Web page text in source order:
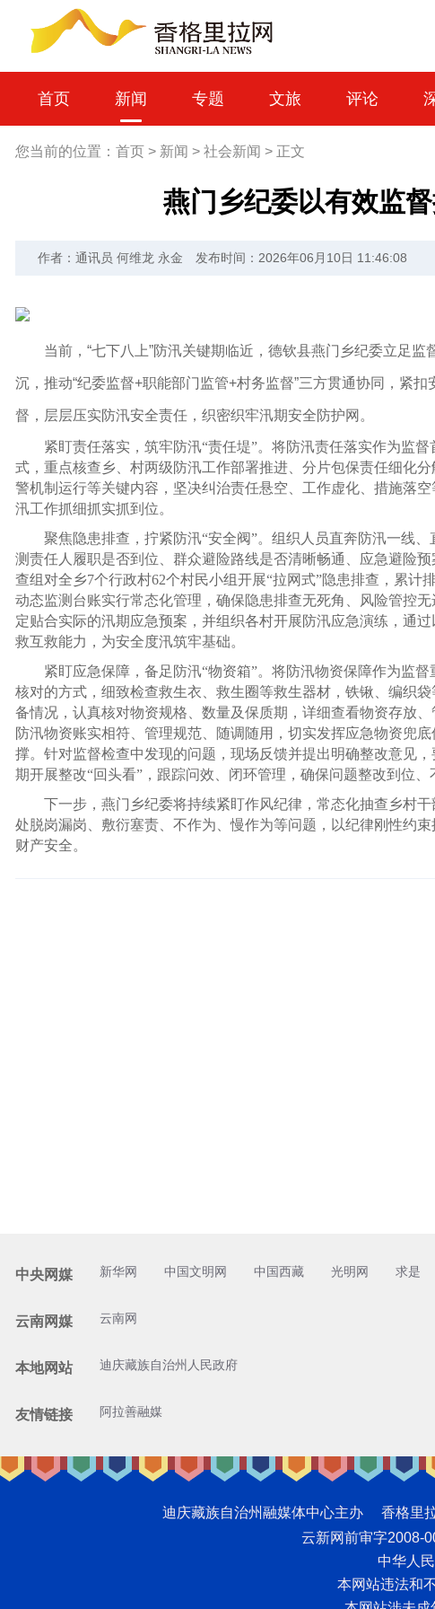
首页 新闻 专题 文旅 评论
您当前的位置： 首页 > 新闻 > 社会新闻 > 正文
燕门乡纪委以有效监
作者：通讯员 何维龙 永金 发布时间：2026年06月10日 11:46:08
当前，“七下八上”防汛关键期临近，德钦县燕门乡纪委立足
沉，推动“纪委监督+职能部门监管+村务监督”三方贯通协同，紧
督，层层压实防汛安全责任，织密织牢汛期安全防护网。
紧盯责任落实，筑牢防汛“责任堤”。将防汛责任落实作为监
式，重点核查乡、村两级防汛工作部署推进、分片包保责任细化
警机制运行等关键内容，坚决纠治责任悬空、工作虚化、措施落
汛工作抓细抓实抓到位。
聚焦隐患排查，拧紧防汛“安全阀”。组织人员直奔防汛一线
测责任人履职是否到位、群众避险路线是否清晰畅通、应急避险
查组对全乡7个行政村62个村民小组开展“拉网式”隐患排查，累计
动态监测台账实行常态化管理，确保隐患排查无死角、风险管控
定贴合实际的汛期应急预案，并组织各村开展防汛应急演练，通
救互救能力，为安全度汛筑牢基础。
紧盯应急保障，备足防汛“物资箱”。将防汛物资保障作为监
核对的方式，细致检查救生衣、救生圈等救生器材，铁锹、编织
备情况，认真核对物资规格、数量及保质期，详细查看物资存放
防汛物资账实相符、管理规范、随调随用，切实发挥应急物资兜
撑。针对监督检查中发现的问题，现场反馈并提出明确整改意见
期开展整改“回头看”，跟踪问效、闭环管理，确保问题整改到位、
下一步，燕门乡纪委将持续紧盯作风纪律，常态化抽查乡村
处脱岗漏岗、敷衍塞责、不作为、慢作为等问题，以纪律刚性约
财产安全。
中央网媒 新华网 中国文明网 中国西藏 光明网 求是
云南网媒 云南网
本地网站 迪庆藏族自治州人民政府
友情链接 阿拉善融媒
迪庆藏族自治州融媒体中心主办 香格里
云新网前审字2008-
中华人
本网站违法和